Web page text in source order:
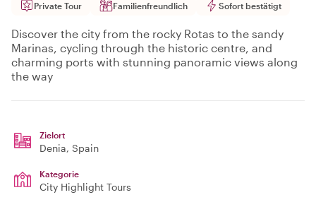
Private Tour Familienfreundlich Sofort bestätigt
Discover the city from the rocky Rotas to the sandy
Marinas, cycling through the historic centre, and
charming ports with stunning panoramic views along
the way
Zielort
Denia, Spain
Kategorie
City Highlight Tours